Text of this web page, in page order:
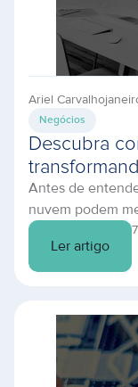
Ariel Carvalho
Negócios
Descubra
Antes de
nuvem podem
devemos
Computing: O
relação em
computação em
Ler artigo